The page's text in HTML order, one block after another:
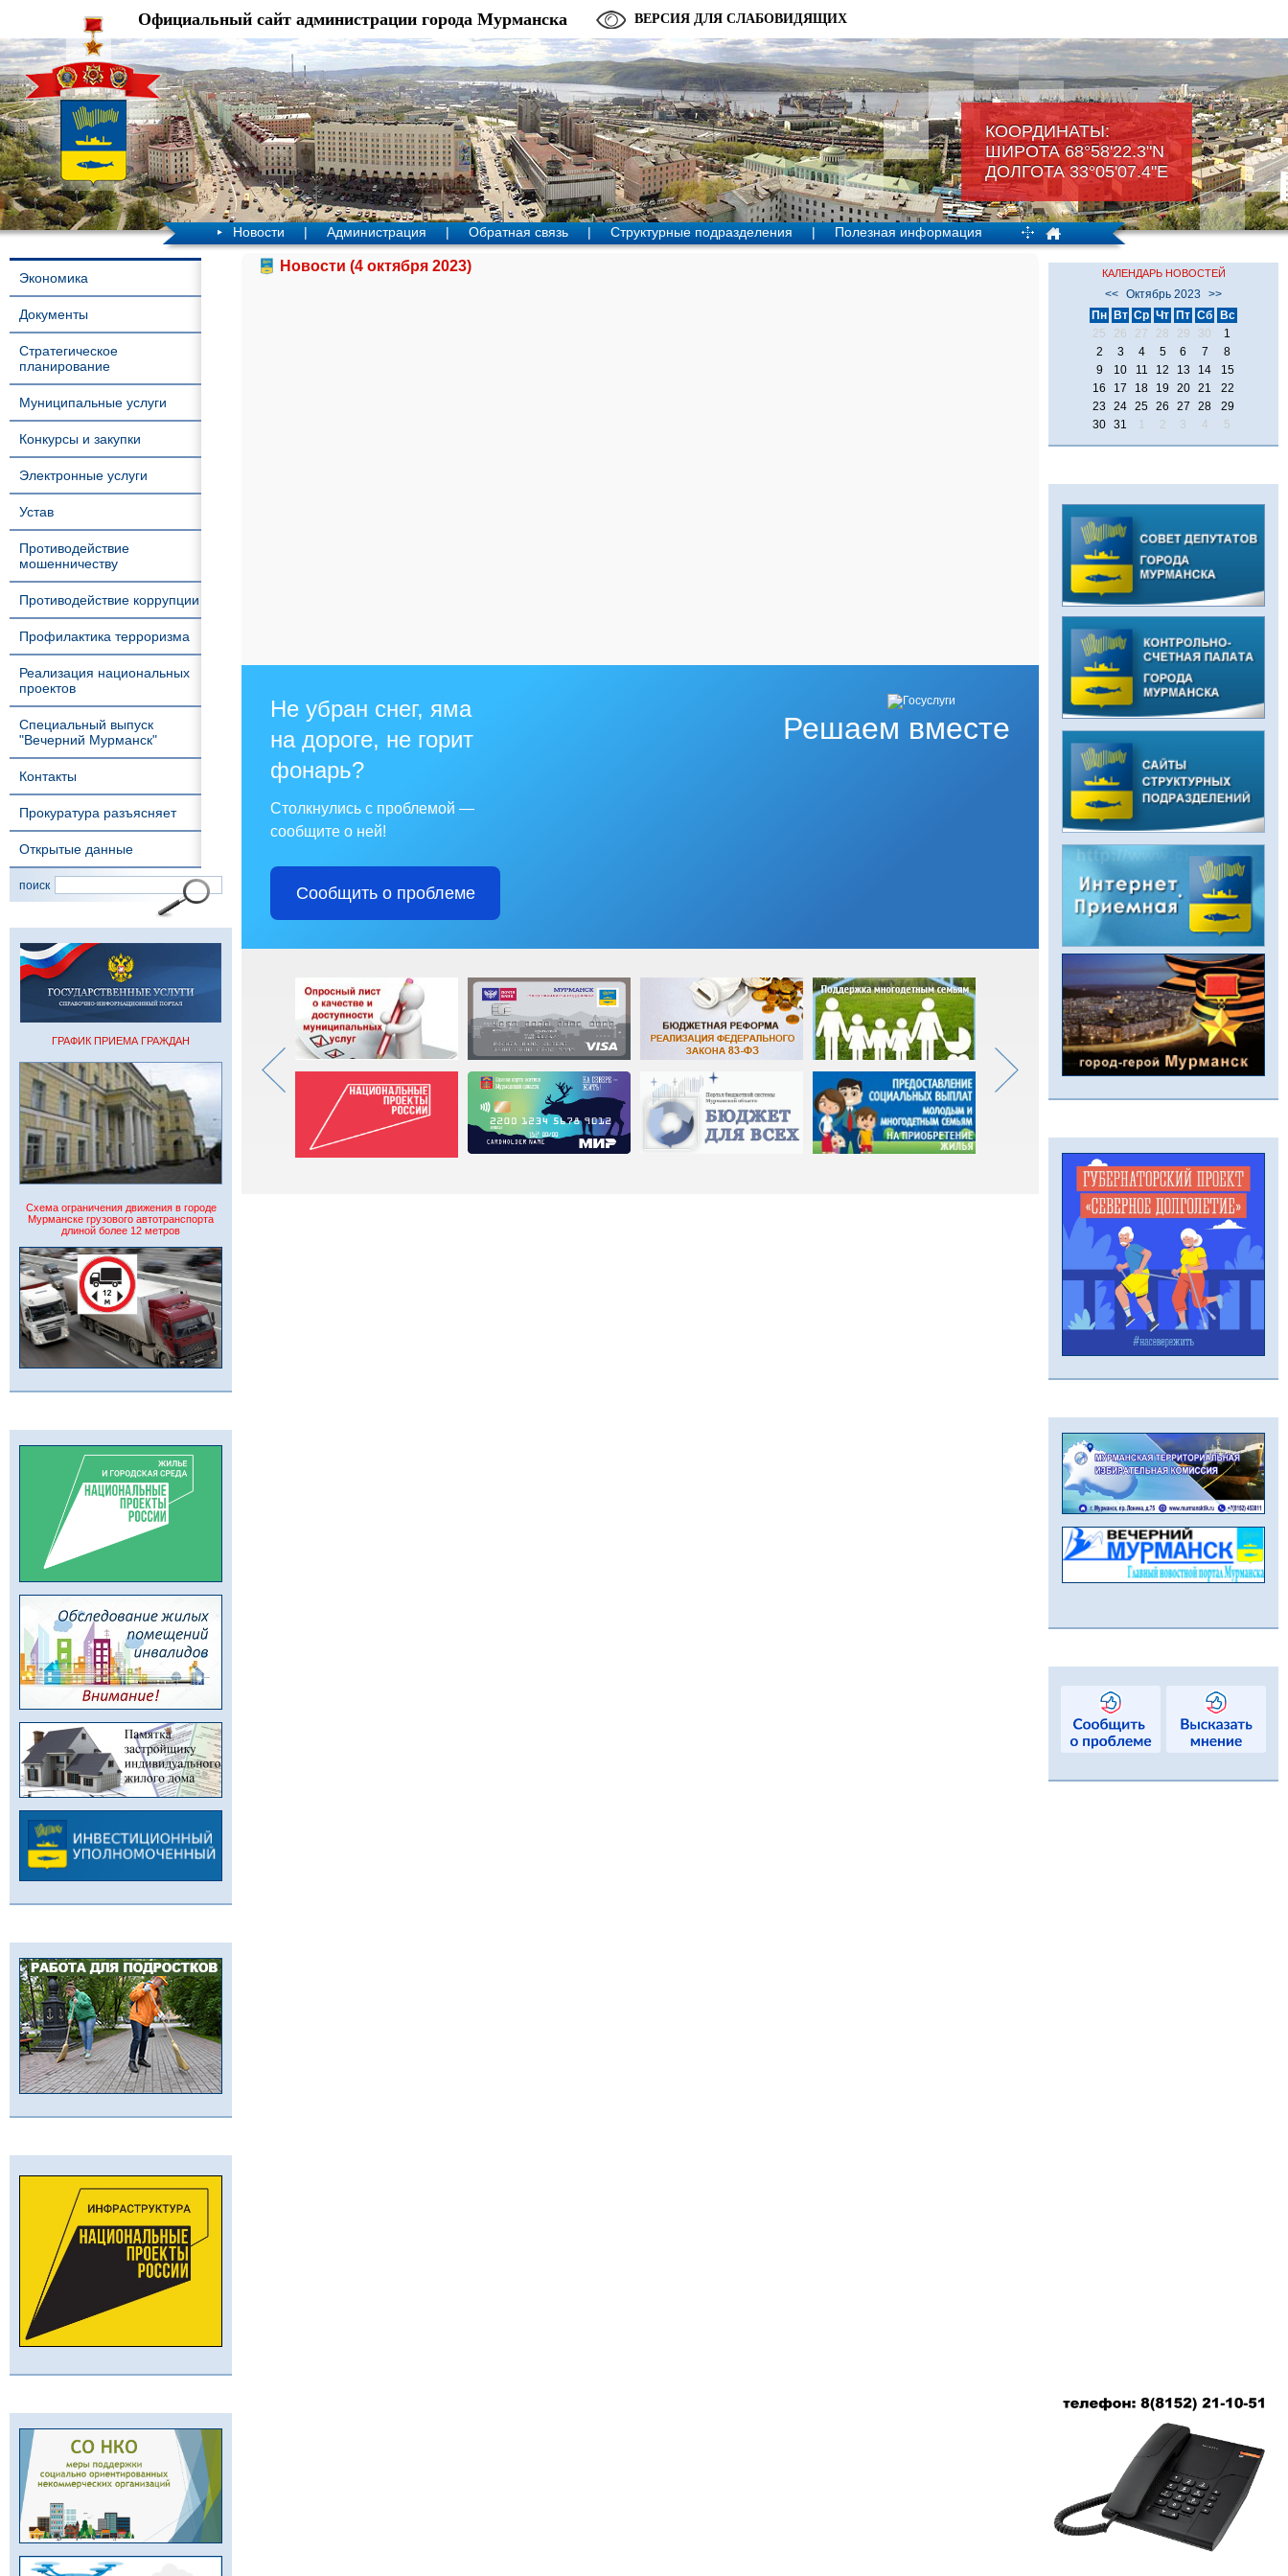
КООРДИНАТЫ:
ШИРОТА 68°58'22.3"N
ДОЛГОТА 33°05'07.4"Е
Официальный сайт администрации города Мурманска ВЕРСИЯ ДЛЯ СЛАБОВИДЯЩИХ
Новости | Администрация | Обратная связь | Структурные подразделения | Полезная информация
Экономика
Документы
Стратегическое
планирование
Муниципальные услуги
Конкурсы и закупки
Электронные услуги
Устав
Противодействие
мошенничеству
Противодействие коррупции
Профилактика терроризма
Реализация национальных
проектов
Специальный выпуск
"Вечерний Мурманск"
Контакты
Прокуратура разъясняет
Открытые данные
поиск
ГРАФИК ПРИЕМА ГРАЖДАН
Схема ограничения движения в городе
Мурманске грузового автотранспорта
длиной более 12 метров
Новости (4 октября 2023)
Решаем вместе
Не убран снег, яма
на дороге, не горит
фонарь?
Столкнулись с проблемой —
сообщите о ней!
Сообщить о проблеме
КАЛЕНДАРЬ НОВОСТЕЙ
<< Октябрь 2023
>>
Пн
Вт Ср Чт Пт Сб
Вс
25
26 27 28 29 30
1
2
3 4 5 6 7
8
9
10 11 12 13 14
15
16
17 18 19 20 21
22
23
24 25 26 27 28
29
30 31 1 2 3 4 5